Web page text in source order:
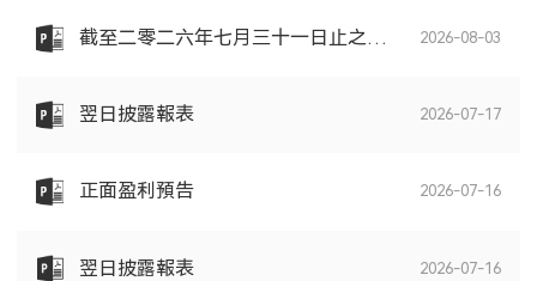
截至二零二六年七月三十一日止之股份發行人的證券變動月報表 2026-08-03
翌日披露報表 2026-07-17
正面盈利預告 2026-07-16
翌日披露報表 2026-07-16